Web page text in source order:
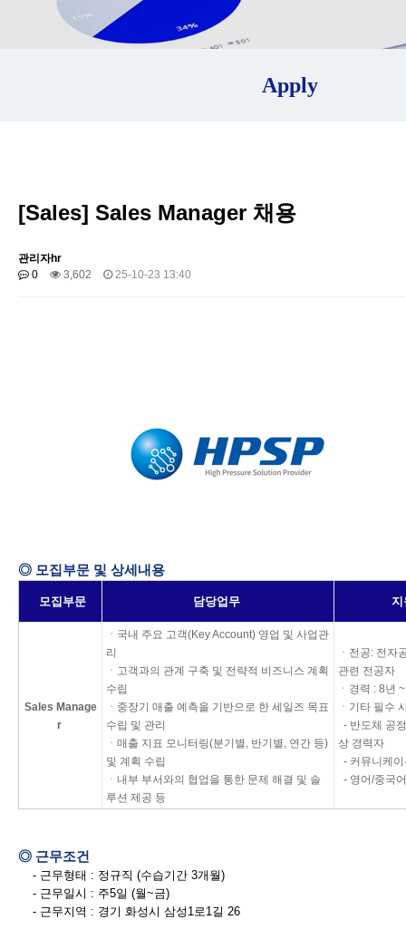
Apply
[Sales] Sales Manager 채용
관리자hr
0
3,602 25-10-23 13:40
◎ 모집부문 및 상세내용
모집부문 담당업무
Sales Manage
r
ㆍ국내 주요 고객(Key Account) 영업 및 사업관
리
ㆍ고객과의 관계 구축 및 전략적 비즈니스 계획
수립
ㆍ중장기 매출 예측을 기반으로 한 세일즈 목표
수립 및 관리
ㆍ매출 지표 모니터링(분기별, 반기별, 연간 등)
및 계획 수립
ㆍ내부 부서와의 협업을 통한 문제 해결 및 솔
루션 제공 등
ㆍ전공: 전자
관련 전공자
ㆍ경력 : 8년
ㆍ기타 필수
- 반도체 공
상 경력자
- 커뮤니케
- 영어/중국
◎ 근무조건
- 근무형태 : 정규직 (수습기간 3개월)
- 근무일시 : 주5일 (월~금)
- 근무지역 : 경기 화성시 삼성1로1길 26